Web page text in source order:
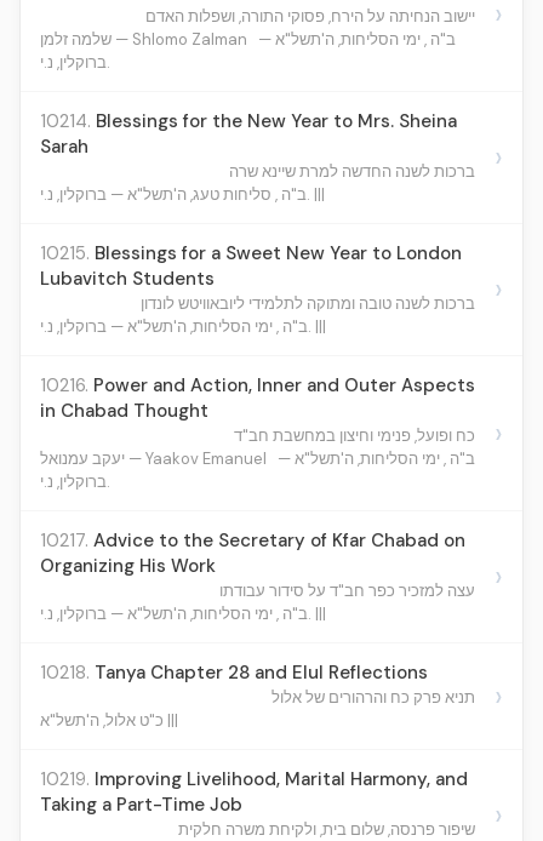
יישוב הנחיתה על הירח, פסוקי התורה, ושפלות האדם
שלמה זלמן — Shlomo Zalman
ב"ה , ימי הסליחות, ה'תשל"א —
ברוקלין, נ.י.
›
10214. Blessings for the New Year to Mrs. Sheina
Sarah
ברכות לשנה החדשה למרת שיינא שרה
ב"ה , סליחות טעג, ה'תשל"א — ברוקלין, נ.י. |||
›
10215. Blessings for a Sweet New Year to London
Lubavitch Students
ברכות לשנה טובה ומתוקה לתלמידי ליובאוויטש לונדון
ב"ה , ימי הסליחות, ה'תשל"א — ברוקלין, נ.י. |||
›
10216. Power and Action, Inner and Outer Aspects
in Chabad Thought
כח ופועל, פנימי וחיצון במחשבת חב"ד
יעקב עמנואל — Yaakov Emanuel
ב"ה , ימי הסליחות, ה'תשל"א —
ברוקלין, נ.י.
›
10217. Advice to the Secretary of Kfar Chabad on
Organizing His Work
עצה למזכיר כפר חב"ד על סידור עבודתו
ב"ה , ימי הסליחות, ה'תשל"א — ברוקלין, נ.י. |||
›
10218. Tanya Chapter 28 and Elul Reflections
תניא פרק כח והרהורים של אלול
כ"ט אלול, ה'תשל"א |||
›
10219. Improving Livelihood, Marital Harmony, and
Taking a Part-Time Job
שיפור פרנסה, שלום בית, ולקיחת משרה חלקית
›